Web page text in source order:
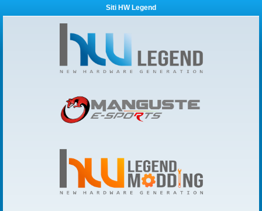
Siti HW Legend